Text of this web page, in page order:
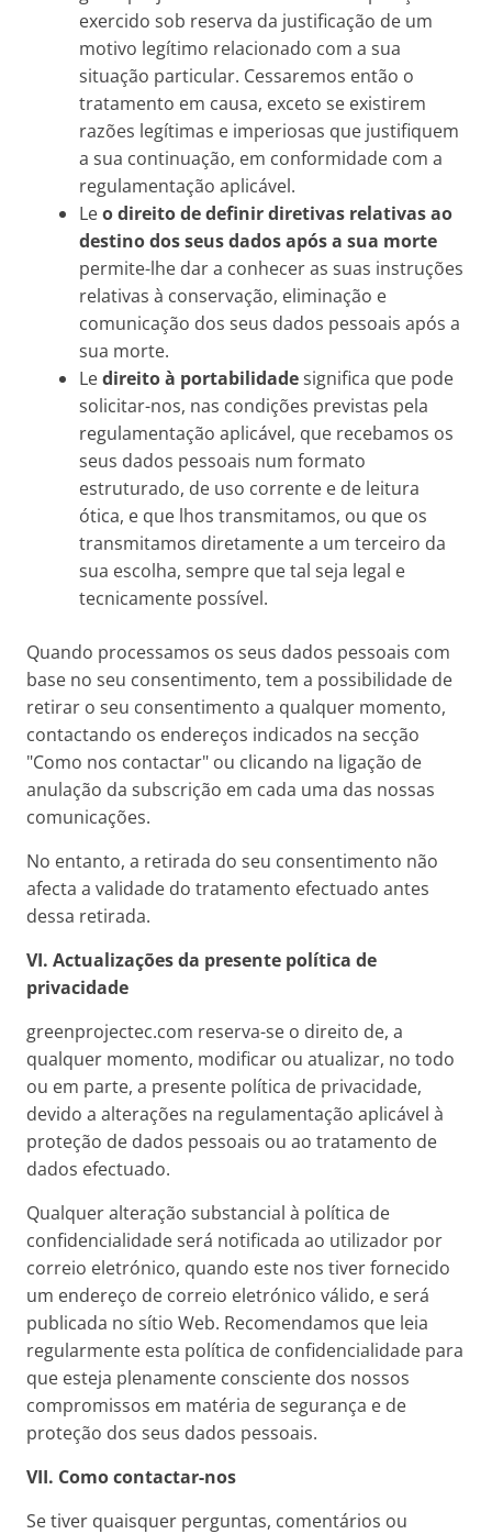
exercido sob reserva da justificação de um
motivo legítimo relacionado com a sua
situação particular. Cessaremos então o
tratamento em causa, exceto se existirem
razões legítimas e imperiosas que justifiquem
a sua continuação, em conformidade com a
regulamentação aplicável.
Leo direito de definir diretivas relativas ao
destino dos seus dados após a sua morte
permite-lhe dar a conhecer as suas instruções
relativas à conservação, eliminação e
comunicação dos seus dados pessoais após a
sua morte.
Ledireito à portabilidadesignifica que pode
solicitar-nos, nas condições previstas pela
regulamentação aplicável, que recebamos os
seus dados pessoais num formato
estruturado, de uso corrente e de leitura
ótica, e que lhos transmitamos, ou que os
transmitamos diretamente a um terceiro da
sua escolha, sempre que tal seja legal e
tecnicamente possível.
Quando processamos os seus dados pessoais com
base no seu consentimento, tem a possibilidade de
retirar o seu consentimento a qualquer momento,
contactando os endereços indicados na secção
"Como nos contactar" ou clicando na ligação de
anulação da subscrição em cada uma das nossas
comunicações.
No entanto, a retirada do seu consentimento não
afecta a validade do tratamento efectuado antes
dessa retirada.
VI. Actualizações da presente política de
privacidade
greenprojectec.com reserva-se o direito de, a
qualquer momento, modificar ou atualizar, no todo
ou em parte, a presente política de privacidade,
devido a alterações na regulamentação aplicável à
proteção de dados pessoais ou ao tratamento de
dados efectuado.
Qualquer alteração substancial à política de
confidencialidade será notificada ao utilizador por
correio eletrónico, quando este nos tiver fornecido
um endereço de correio eletrónico válido, e será
publicada no sítio Web. Recomendamos que leia
regularmente esta política de confidencialidade para
que esteja plenamente consciente dos nossos
compromissos em matéria de segurança e de
proteção dos seus dados pessoais.
VII. Como contactar-nos
Se tiver quaisquer perguntas, comentários ou